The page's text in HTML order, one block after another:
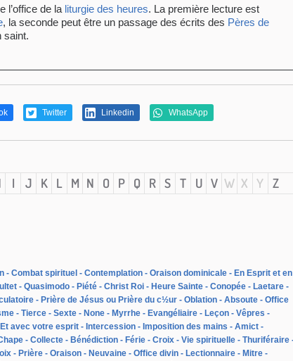
l’office de la liturgie des heures. La première lecture est
, la seconde peut être un passage des écrits des Pères de
saint.
Twitter Linkedin WhatsApp
I J K L M N O P Q R S T U V W X Y Z
Combat spirituel Contemplation Oraison dominicale
En Esprit et en
Quasimodo Piété Christ Roi Heure Sainte Conopée
Laetare
Prière de Jésus ou Prière du c½ur Oblation Absoute
Office
Tierce Sexte None Myrrhe Evangéliaire Leçon
Vêpres
Et avec votre esprit Intercession Imposition des mains
Amict
Collecte Bénédiction Férie Croix Vie spirituelle
Thuriféraire
Prière Oraison Neuvaine Office divin Lectionnaire
Mitre